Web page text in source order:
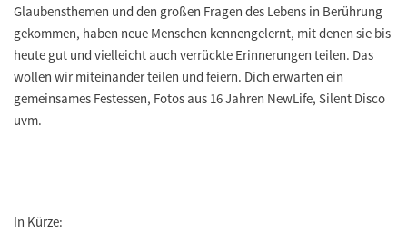
Glaubensthemen und den großen Fragen des Lebens in Berührung
gekommen, haben neue Menschen kennengelernt, mit denen sie bis
heute gut und vielleicht auch verrückte Erinnerungen teilen. Das
wollen wir miteinander teilen und feiern. Dich erwarten ein
gemeinsames Festessen, Fotos aus 16 Jahren NewLife, Silent Disco
uvm.
In Kürze: